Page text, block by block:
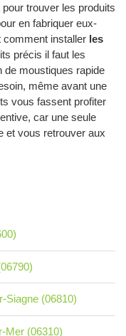
trouver les produits
en fabriquer eux-
comment installer les
précis il faut les
de moustiques rapide
même avant une
vous fassent profiter
car une seule
et vous retrouver aux
Siagne (06810)
Mer (06310)